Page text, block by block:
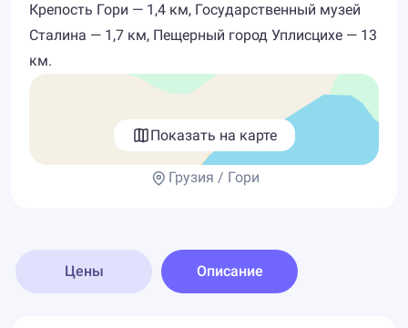
Крепость Гори — 1,4 км, Государственный музей
Сталина — 1,7 км, Пещерный город Уплисцихе — 13
км.
Показать на карте
Грузия / Гори
Цены Описание